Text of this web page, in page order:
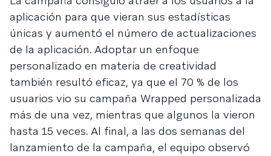
aplicación para que vieran sus estadísticas
únicas y aumentó el número de actualizaciones
de la aplicación. Adoptar un enfoque
personalizado en materia de creatividad
también resultó eficaz, ya que el 70 % de los
usuarios vio su campaña Wrapped personalizada
más de una vez, mientras que algunos la vieron
hasta 15 veces. Al final, a las dos semanas del
lanzamiento de la campaña, el equipo observó